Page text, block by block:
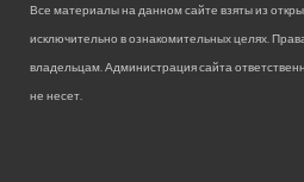
Все материалы на данном сайте взяты из
исключительно в ознакомительных целях.
владельцам. Администрация сайта
не несет.